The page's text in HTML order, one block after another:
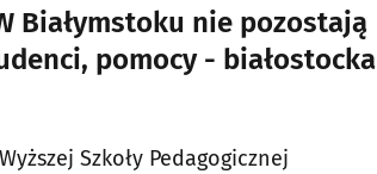
Białymstoku nie pozostają
pomocy - białostocka
Szkoły Pedagogicznej